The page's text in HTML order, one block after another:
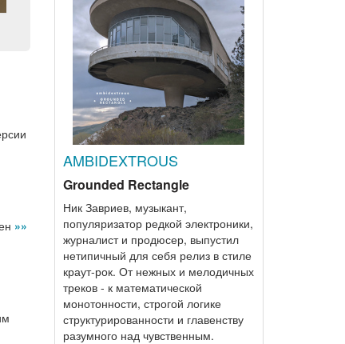
»»
AMBIDEXTROUS
Grounded Rectangle
Ник Завриев, музыкант,
популяризатор редкой электроники,
журналист и продюсер, выпустил
нетипичный для себя релиз в стиле
краут-рок. От нежных и мелодичных
треков - к математической
монотонности, строгой логике
структурированности и главенству
разумного над чувственным.